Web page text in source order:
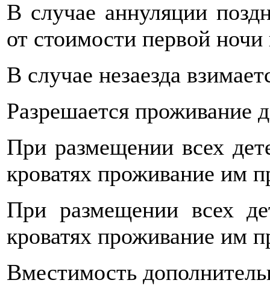
В случае аннуляции
от стоимости первой
В случае незаезда
Разрешается проживание
При размещении всех
кроватях проживание им
При размещении всех
кроватях проживание им
Вместимость